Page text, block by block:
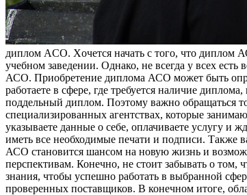
диплoм AСO. Xoчeтся начать с того, что диплом
учебном заведении. Однако, не всегда у всех
АСО. Приобретение диплома АСО может быть
работаете в сфере, где требуется наличие
поддельный диплом. Поэтому важно обращаться
специализированных агентствах, которые
указываете данные о себе, оплачиваете услугу
иметь все необходимые печати и подписи. Также
АСО становится шансом на новую жизнь и
перспективам. Конечно, не стоит забывать о
знания, чтобы успешно работать в выбранной
проверенных поставщиков. В конечном итоге,